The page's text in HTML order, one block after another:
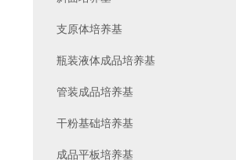
支原体培养基
瓶装液体成品培养基
管装成品培养基
干粉基础培养基
成品平板培养基